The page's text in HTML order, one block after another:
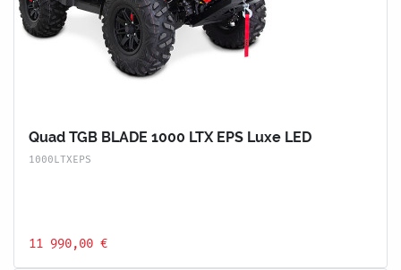
Quad TGB BLADE 1000 LTX EPS Luxe LED
1000LTXEPS
11 990,00 €